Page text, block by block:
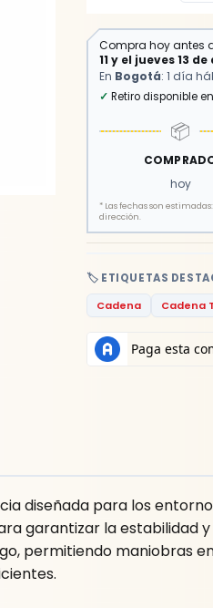
🏷️ ETIQUETAS
Cadena
Cadena
Compra hoy antes
11 y el jueves 13
En Bogotá: 1 día
✓ Retiro disponible en
📦
hoy
* Las fechas son
dirección.
diseñada para los
garantizar la estabilidad
permitiendo maniobras